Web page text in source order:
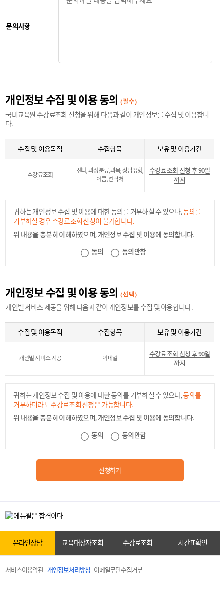
문의사항
개인정보 수집 및 이용 동의(필수)
국비교육원 수강료조회 신청을 위해 다음과 같이 개인정보를 수집 및 이용합니
다.
수집 및 이용목적 수집항목 보유 및 이용기간
수강료조회
센터, 과정분류, 과목, 상담유형,
이름, 연락처
수강료 조회 신청 후 90일
까지
귀하는 개인정보 수집 및 이용에 대한 동의를 거부하실 수 있으나,동의를
거부하실 경우 수강료조회 신청이 불가합니다.
위 내용을 충분히 이해하였으며, 개인정보 수집 및 이용에 동의합니다.
동의 동의안함
개인정보 수집 및 이용 동의(선택)
개인별 서비스 제공을 위해 다음과 같이 개인정보를 수집 및 이용합니다.
수집 및 이용목적 수집항목 보유 및 이용기간
개인별 서비스 제공 이메일
수강료 조회 신청 후 90일
까지
귀하는 개인정보 수집 및 이용에 대한 동의를 거부하실 수 있으나,동의를
거부하더라도 수강료조회 신청은 가능합니다.
위 내용을 충분히 이해하였으며, 개인정보 수집 및 이용에 동의합니다.
동의 동의안함
신청하기
원서접수
온라인상담 교육대상자조회 수강료조회 시간표확인
서비스이용약관 개인정보처리방침 이메일무단수집거부